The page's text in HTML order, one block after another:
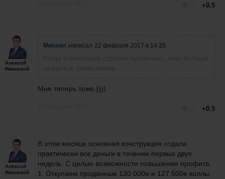
+0.5
Алексей
Иванской
Михаил написал 22 февраля 2017 в 14:35
Мне теперь тоже.))))
+0.5
Алексей
Иванской
В этом месяце основная конструкция отдала
практически все деньги в течении первых двух
недель. С целью возможности повышения профита:
1. Откупаем проданные 130 000е и 127 500е коллы,